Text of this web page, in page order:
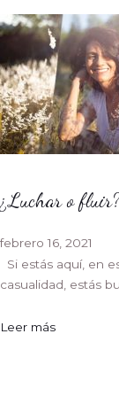
¿Luchar o
febrero 16, 2021
Si estás aquí, en
casualidad, estás
Leer más